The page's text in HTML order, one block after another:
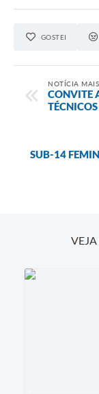
GOSTEI
NOTÍCIA
CONVITE
SUB-14